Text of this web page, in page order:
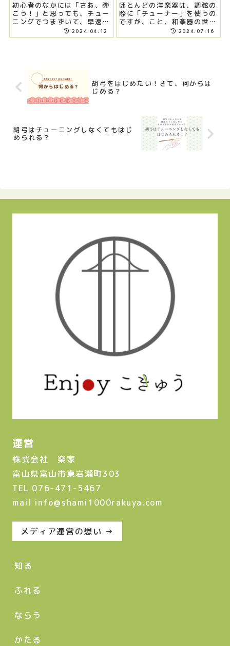
初心者のなかには「さあ、弾
こう！」と思っても、チュー
ニングでつまずいて、早速、
挫折、という人も少ないはい
のでは？胡弓は他の弦楽器に
調弦をしなくてもはじめられ
2024.04.12
ほとんどの洋楽器は、調弦の
際に「チューナー」を使うの
ですが、こと、和楽器の世界
において、チューナーはタブ
ー、とされる場面がありま
2024.07.16
胡弓をはじめたい！さて、何からは
じめる？
胡弓はチューニングしなくてもはじ
められる？
運営
株式会社 楽家
富山県富山市東岩瀬町303
TEL 076-471-5467
mail info@shami1000rakuya.com
メディア運営の想い →
知る
ふれる
ならう
かたる